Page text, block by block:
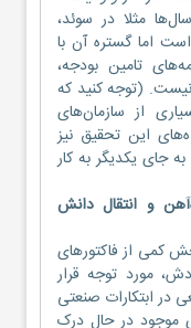
مثلا در سوئد،
است اما گستره آن با
تامین بودجه،
نیست. (توجه کنید که
از سازمان‌های
این تحقیق نیز
جای یکدیگر به کار
و انتقال دانش
کمی از فاکتورهای
مورد توجه قرار
در ابتکارات صنعتی
موجود در حال درک